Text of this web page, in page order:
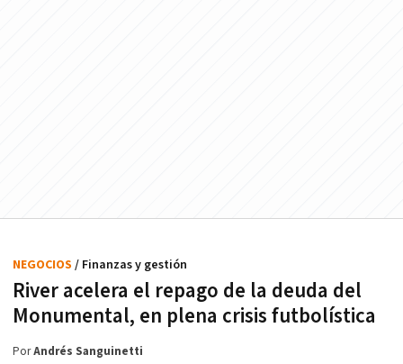
River acelera el repago de la deuda del
Monumental, en plena crisis futbolística
NEGOCIOS / Finanzas y gestión
PorAndrés Sanguinetti